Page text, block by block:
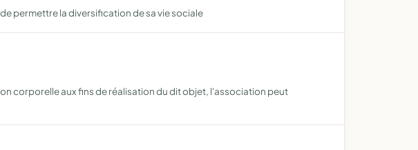
permettre la diversification de sa vie sociale
corporelle aux fins de réalisation du dit objet, l'association peut